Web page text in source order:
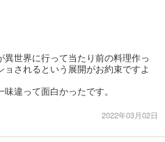
世界に行って当たり前の料理作っ
されるという展開がお約束ですよ
違って面白かったです。
2022年03月02日